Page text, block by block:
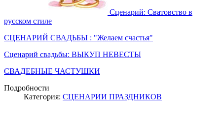
Сценарий: Сватовство в
русском стиле
СЦЕНАРИЙ СВАДЬБЫ : "Желаем счастья"
Сценарий свадьбы: ВЫКУП НЕВЕСТЫ
СВАДЕБНЫЕ ЧАСТУШКИ
Подробности
Категория: СЦЕНАРИИ ПРАЗДНИКОВ